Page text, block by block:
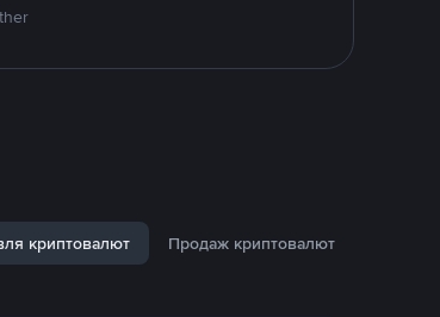
криптовалют Продаж криптовалют